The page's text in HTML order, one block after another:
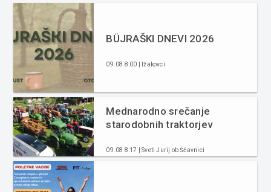
BÜJRAŠKI DNEVI 2026
09.08 8:00 | Ižakovci
Mednarodno srečanje
starodobnih traktorjev
09.08 8:17 | Sveti Jurij ob Ščavnici